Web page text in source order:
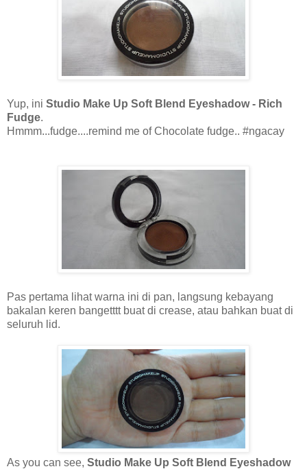
Yup, ini Studio Make Up Soft Blend Eyeshadow - Rich
Fudge.
Hmmm...fudge....remind me of Chocolate fudge.. #ngacay
Pas pertama lihat warna ini di pan, langsung kebayang
bakalan keren bangetttt buat di crease, atau bahkan buat di
seluruh lid.
As you can see, Studio Make Up Soft Blend Eyeshadow